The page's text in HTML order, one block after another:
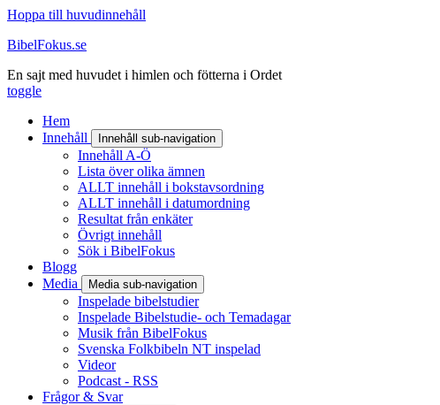
Hoppa till huvudinnehåll
BibelFokus.se
En sajt med huvudet i himlen och fötterna i Ordet
toggle
Hem
Innehåll
Innehåll sub-navigation
Innehåll A-Ö
Lista över olika ämnen
ALLT innehåll i bokstavsordning
ALLT innehåll i datumordning
Resultat från enkäter
Övrigt innehåll
Sök i BibelFokus
Blogg
Media
Media sub-navigation
Inspelade bibelstudier
Inspelade Bibelstudie- och Temadagar
Musik från BibelFokus
Svenska Folkbibeln NT inspelad
Videor
Podcast - RSS
Frågor & Svar